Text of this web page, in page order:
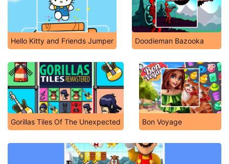
Hello Kitty and Friends Jumper Doodieman Bazooka
Gorillas Tiles Of The Unexpected Bon Voyage